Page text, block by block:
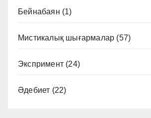
Бейнабаян (1)
Мистикалық шығармалар (57)
Экспримент (24)
Әдебиет (22)